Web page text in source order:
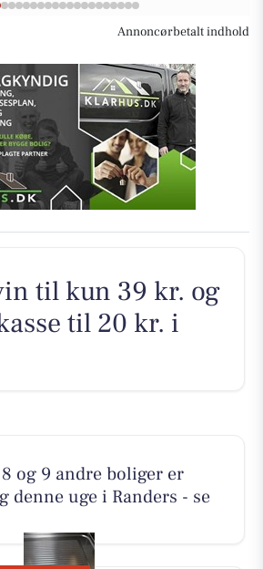
Annoncørbetalt indhold
til kun 39 kr. og
til 20 kr. i
8 og 9 andre boliger er
denne uge i Randers - se